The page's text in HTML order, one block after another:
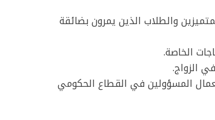
والطلاب الذين يمرون بضائقة
الخاصة.
الزواج.
المسؤولين في القطاع الحكومي